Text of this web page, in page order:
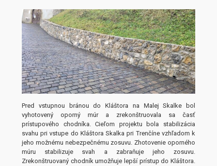
Pred vstupnou bránou do Kláštora na Malej Skalke bol
vyhotovený oporný múr a zrekonštruovala sa časť
prístupového chodníka. Cieľom projektu bola stabilizácia
svahu pri vstupe do Kláštora Skalka pri Trenčíne vzhľadom k
jeho možnému nebezpečnému zosuvu. Zhotovenie oporného
múru stabilizuje svah a zabraňuje jeho zosuvu.
Zrekonštruovaný chodník umožňuje lepší prístup do Kláštora.